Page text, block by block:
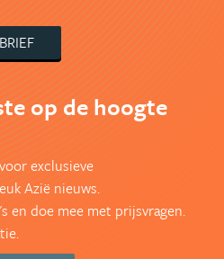
op de hoogte
exclusieve
Azië nieuws.
en doe mee met prijsvragen.